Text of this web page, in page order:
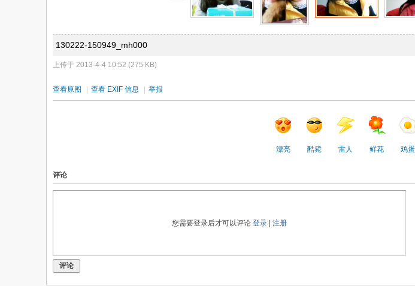
130222-150949_mh000
上传于 2013-4-4 10:52 (275 KB)
查看原图 查看 EXIF 信息 举报
漂亮 酷毙 雷人 鲜花 鸡蛋
评论
您需要登录后才可以评论 登录 注册
评论